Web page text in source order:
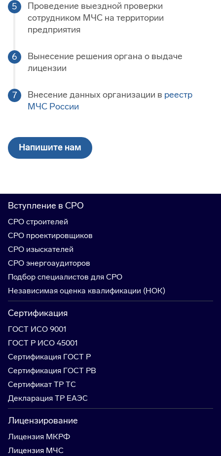
Проведение выездной проверки
сотрудником МЧС на территории
предприятия
Вынесение решения органа о выдаче
лицензии
Внесение данных организации в реестр
МЧС России
Напишите нам
Вступление в СРО
СРО строителей
СРО проектировщиков
СРО изыскателей
СРО энергоаудиторов
Подбор специалистов для СРО
Независимая оценка квалификации (НОК)
Сертификация
ГОСТ ИСО 9001
ГОСТ Р ИСО 45001
Сертификация ГОСТ Р
Сертификация ГОСТ РВ
Сертификат ТР ТС
Декларация ТР ЕАЭС
Лицензирование
Лицензия МКРФ
Лицензия МЧС